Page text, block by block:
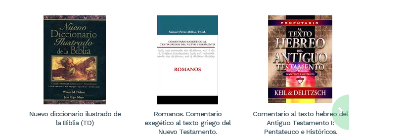
Nuevo diccionario ilustrado de
la Biblia (TD)
Romanos. Comentario
exegético al texto griego del
Nuevo Testamento.
Comentario al texto hebreo del
Antiguo Testamento I:
Pentateuco e Históricos.